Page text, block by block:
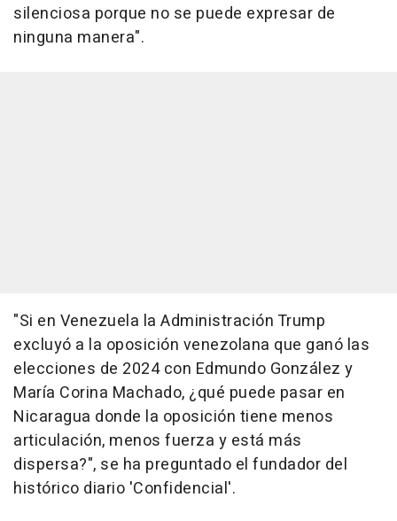
silenciosa porque no se puede expresar de
ninguna manera".
"Si en Venezuela la Administración Trump
excluyó a la oposición venezolana que ganó las
elecciones de 2024 con Edmundo González y
María Corina Machado, ¿qué puede pasar en
Nicaragua donde la oposición tiene menos
articulación, menos fuerza y está más
dispersa?", se ha preguntado el fundador del
histórico diario 'Confidencial'.